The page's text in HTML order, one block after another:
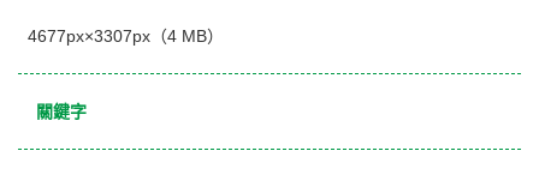
4677px×3307px（4 MB）
關鍵字